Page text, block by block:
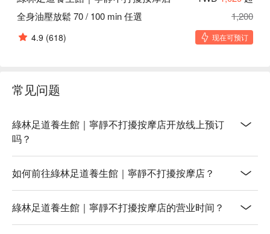
全身油壓放鬆 70 / 100 min 任選
1,200
4.9 (618) 现在可预订
常见问题
綠林足道養生館｜寧靜不打擾按摩店开放线上预订
吗？
如何前往綠林足道養生館｜寧靜不打擾按摩店？
綠林足道養生館｜寧靜不打擾按摩店的营业时间？